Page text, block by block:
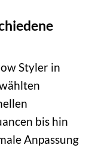
Styler in
bis hin
Anpassung